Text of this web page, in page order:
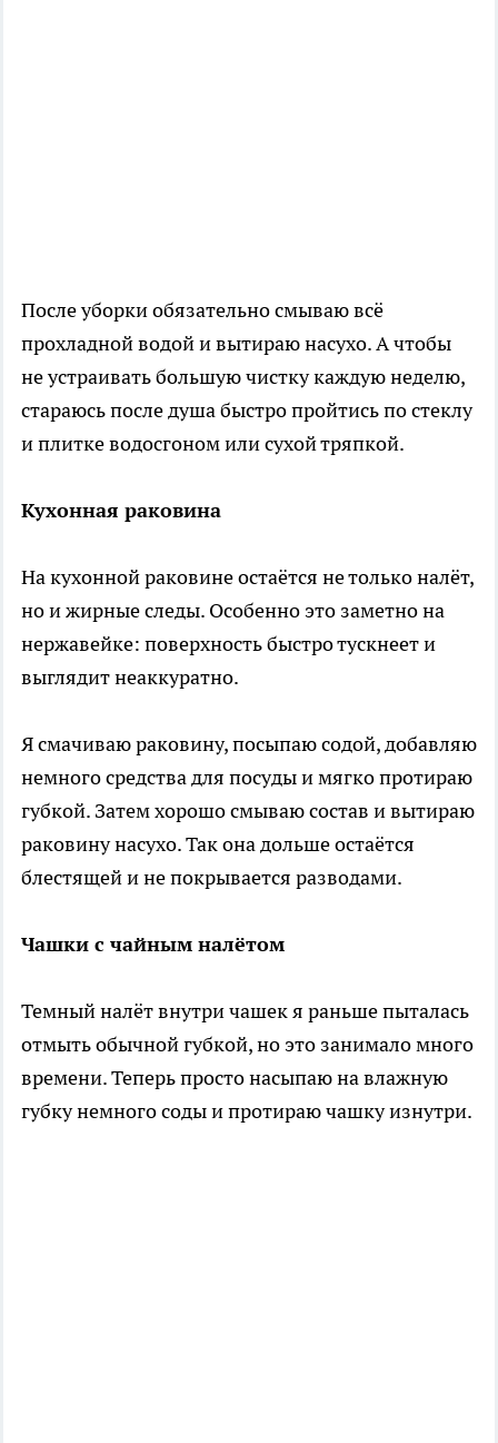
После уборки обязательно смываю всё
прохладной водой и вытираю насухо. А чтобы
не устраивать большую чистку каждую неделю,
стараюсь после душа быстро пройтись по стеклу
и плитке водосгоном или сухой тряпкой.
Кухонная раковина
На кухонной раковине остаётся не только налёт,
но и жирные следы. Особенно это заметно на
нержавейке: поверхность быстро тускнеет и
выглядит неаккуратно.
Я смачиваю раковину, посыпаю содой, добавляю
немного средства для посуды и мягко протираю
губкой. Затем хорошо смываю состав и вытираю
раковину насухо. Так она дольше остаётся
блестящей и не покрывается разводами.
Чашки с чайным налётом
Темный налёт внутри чашек я раньше пыталась
отмыть обычной губкой, но это занимало много
времени. Теперь просто насыпаю на влажную
губку немного соды и протираю чашку изнутри.